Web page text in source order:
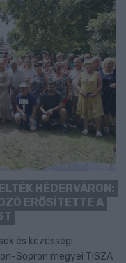
HÉDERVÁRON:
ERŐSÍTETTE A
és közösségi
Sopron megyei TISZA